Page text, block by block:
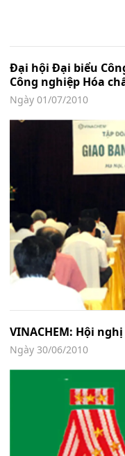
Đại hội Đại biểu
Công nghiệp Hóa
Ngày 01/07/2010
VINACHEM: Hội
Ngày 30/06/2010